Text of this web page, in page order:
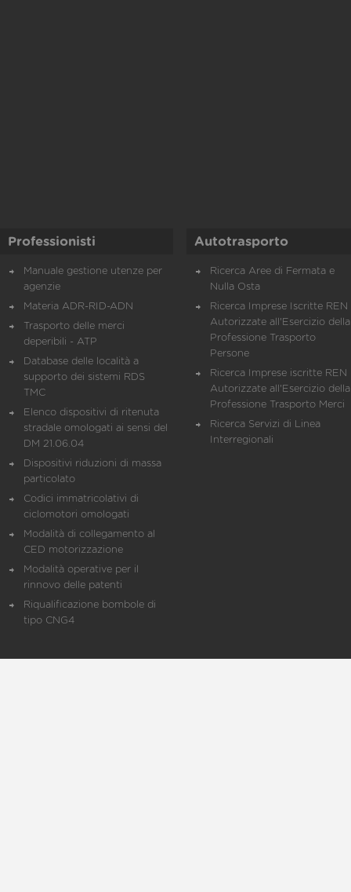
Professionisti
Manuale gestione utenze per
agenzie
Materia ADR-RID-ADN
Trasporto delle merci
deperibili - ATP
Database delle località a
supporto dei sistemi RDS
TMC
Elenco dispositivi di ritenuta
stradale omologati ai sensi del
DM 21.06.04
Dispositivi riduzioni di massa
particolato
Codici immatricolativi di
ciclomotori omologati
Modalità di collegamento al
CED motorizzazione
Modalità operative per il
rinnovo delle patenti
Riqualificazione bombole di
tipo CNG4
Autotrasporto
Ricerca Aree di Fermata e
Nulla Osta
Ricerca Imprese Iscritte REN
Autorizzate all'Esercizio della
Professione Trasporto
Persone
Ricerca Imprese iscritte REN
Autorizzate all'Esercizio della
Professione Trasporto Merci
Ricerca Servizi di Linea
Interregionali